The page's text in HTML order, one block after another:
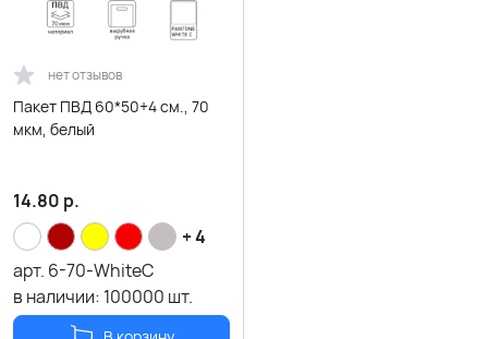
нет отзывов
Пакет ПВД 60*50+4 см., 70
мкм, белый
14.80 р.
+ 4
арт. 6-70-WhiteC
в наличии: 100000 шт.